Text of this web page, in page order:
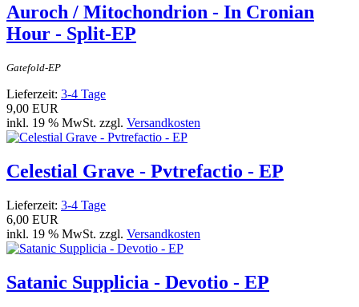
Auroch / Mitochondrion - In Cronian
Hour - Split-EP
Gatefold-EP
Lieferzeit: 3-4 Tage
9,00 EUR
inkl. 19 % MwSt. zzgl. Versandkosten
Celestial Grave - Pvtrefactio - EP
Lieferzeit: 3-4 Tage
6,00 EUR
inkl. 19 % MwSt. zzgl. Versandkosten
Satanic Supplicia - Devotio - EP